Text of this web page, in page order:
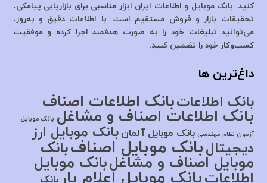
کنید. بانک موبایل و اطلاعات ایران ابزار مناسبی برای بازاریابی پیامکی،
تحقیقات بازار و فروش مستقیم است. با اطلاعات دقیق و به‌روز،
می‌توانید تبلیغات خود را به صورت هدفمند اجرا کرده و موفقیت
کسب‌وکار خود را تضمین کنید.
داغ‌ترین ها
بانک اطلاعاتبانک اطلاعات اصناف
بانک اطلاعات اصناف و مشاغل بانک موبایل
آزمون نظام مهندسی بانک موبایل آلمان بانک موبایل ارز
دیجیتالبانک موبایل اصنافبانک
موبایل اصناف و مشاغلبانک موبایل
اطلاعاتبانک موبایل اعلام بار